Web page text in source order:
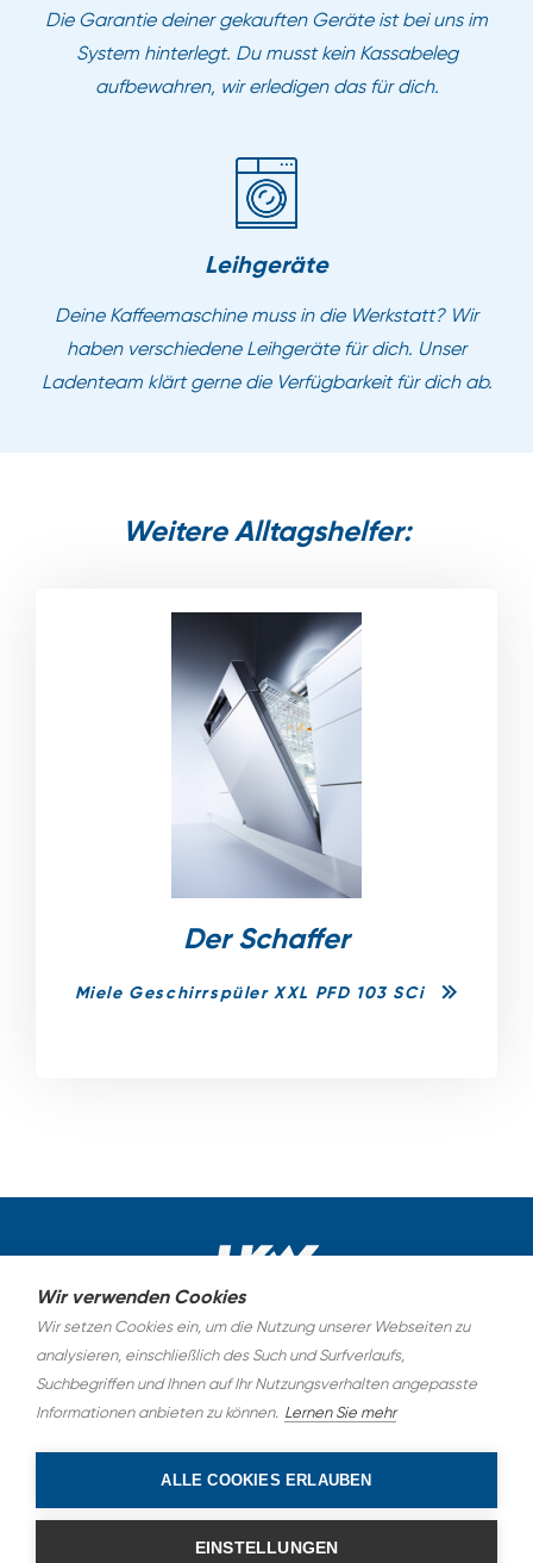
Wir verwenden Cookies
Wir setzen Cookies ein, um die Nutzung unserer Webseiten zu
analysieren, einschließlich des Such und Surfverlaufs,
Suchbegriffen und Ihnen auf Ihr Nutzungsverhalten angepasste
Informationen anbieten zu können. Lernen Sie mehr
ALLE COOKIES ERLAUBEN
EINSTELLUNGEN
Die Garantie deiner gekauften Geräte ist bei uns im
System hinterlegt. Du musst kein Kassabeleg
aufbewahren, wir erledigen das für dich.
Leihgeräte
Deine Kaffeemaschine muss in die Werkstatt? Wir
haben verschiedene Leihgeräte für dich. Unser
Ladenteam klärt gerne die Verfügbarkeit für dich ab.
Weitere Alltagshelfer:
Der Schaffer
Miele Geschirrspüler XXL PFD 103 SCi
AGB
Datenschutz
Impressum